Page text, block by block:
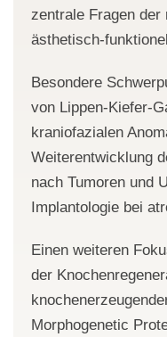
zentrale Fragen der
ästhetisch-
Besondere
von Lippen-Kiefer-
kraniofazialen
Weiterentwicklung
nach Tumoren und
Implantologie bei
Einen weiteren
der
Morphogenetic